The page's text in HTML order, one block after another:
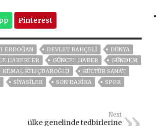
Pinterest
ERDOĞAN DEVLET BAHÇELİ
DÜNYA
HABERLER GÜNCEL HABER
GÜNDEM
KEMAL KILIÇDAROĞLU
KÜLTÜR SANAT
SİYASİLER SON DAKIKA
SPOR
Next
ülke genelinde tedbirlerine